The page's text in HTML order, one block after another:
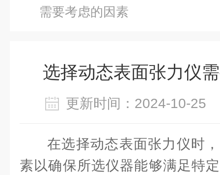
需要考虑的因素
选择动态表面张力仪
更新时间：2024-10-
在选择动态表面张力仪时
素以确保所选仪器能够满足特